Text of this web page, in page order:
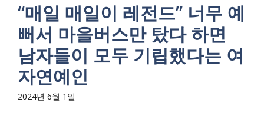
“매일 매일이 레전드” 너무 예
뻐서 마을버스만 탔다 하면
남자들이 모두 기립했다는 여
자연예인
2024년 6월 1일